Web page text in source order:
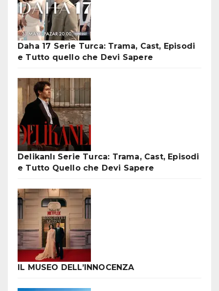
Daha 17 Serie Turca: Trama, Cast, Episodi
e Tutto quello che Devi Sapere
Delikanlı Serie Turca: Trama, Cast, Episodi
e Tutto Quello che Devi Sapere
IL MUSEO DELL’INNOCENZA